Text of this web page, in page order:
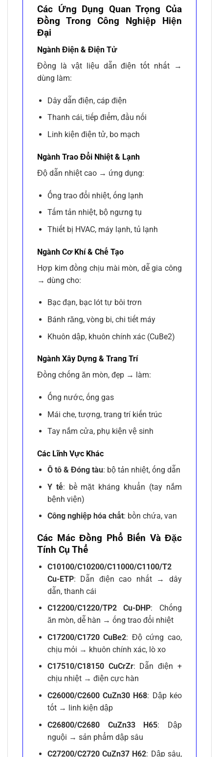
Các Ứng Dụng Quan Trọng Của
Đồng Trong Công Nghiệp Hiện
Đại
Ngành Điện & Điện Tử
Đồng là vật liệu dẫn điện tốt nhất →
dùng làm:
Dây dẫn điện, cáp điện
Thanh cái, tiếp điểm, đầu nối
Linh kiện điện tử, bo mạch
Ngành Trao Đổi Nhiệt & Lạnh
Độ dẫn nhiệt cao → ứng dụng:
Ống trao đổi nhiệt, ống lạnh
Tấm tản nhiệt, bộ ngưng tụ
Thiết bị HVAC, máy lạnh, tủ lạnh
Ngành Cơ Khí & Chế Tạo
Hợp kim đồng chịu mài mòn, dễ gia công
→ dùng cho:
Bạc đạn, bạc lót tự bôi trơn
Bánh răng, vòng bi, chi tiết máy
Khuôn dập, khuôn chính xác (CuBe2)
Ngành Xây Dựng & Trang Trí
Đồng chống ăn mòn, đẹp → làm:
Ống nước, ống gas
Mái che, tượng, trang trí kiến trúc
Tay nắm cửa, phụ kiện vệ sinh
Các Lĩnh Vực Khác
Ô tô & Đóng tàu: bộ tản nhiệt, ống dẫn
Y tế: bề mặt kháng khuẩn (tay nắm
bệnh viện)
Công nghiệp hóa chất: bồn chứa, van
Các Mác Đồng Phổ Biến Và Đặc
Tính Cụ Thể
C10100/C10200/C11000/C1100/T2
Cu-ETP: Dẫn điện cao nhất → dây
dẫn, thanh cái
C12200/C1220/TP2 Cu-DHP: Chống
ăn mòn, dễ hàn → ống trao đổi nhiệt
C17200/C1720 CuBe2: Độ cứng cao,
chịu mỏi → khuôn chính xác, lò xo
C17510/C18150 CuCrZr: Dẫn điện +
chịu nhiệt → điện cực hàn
C26000/C2600 CuZn30 H68: Dập kéo
tốt → linh kiện dập
C26800/C2680 CuZn33 H65: Dập
nguội → sản phẩm dập sâu
C27200/C2720 CuZn37 H62: Dập sâu,